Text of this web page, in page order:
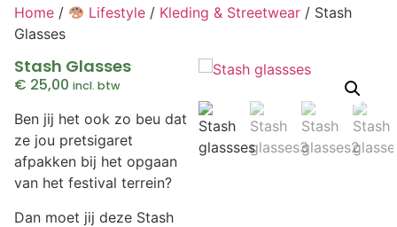
Home / Lifestyle / Kleding & Streetwear / Stash
Glasses
Stash Glasses
€ 25,00 incl. btw
Ben jij het ook zo beu dat
ze jou pretsigaret
afpakken bij het opgaan
van het festival terrein?
Dan moet jij deze Stash